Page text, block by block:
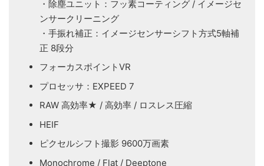
・除塵ユニット：フッ素コーティング / イメージセ
ンサークリーニング
・手振れ補正：イメージセンサーシフト方式5軸補
正 8段分
フォーカスポイントVR
プロセッサ：EXPEED 7
RAW 高効率★ / 高効率 / ロスレス圧縮
HEIF
ピクセルシフト撮影 9600万画素
Monochrome / Flat / Deeptone